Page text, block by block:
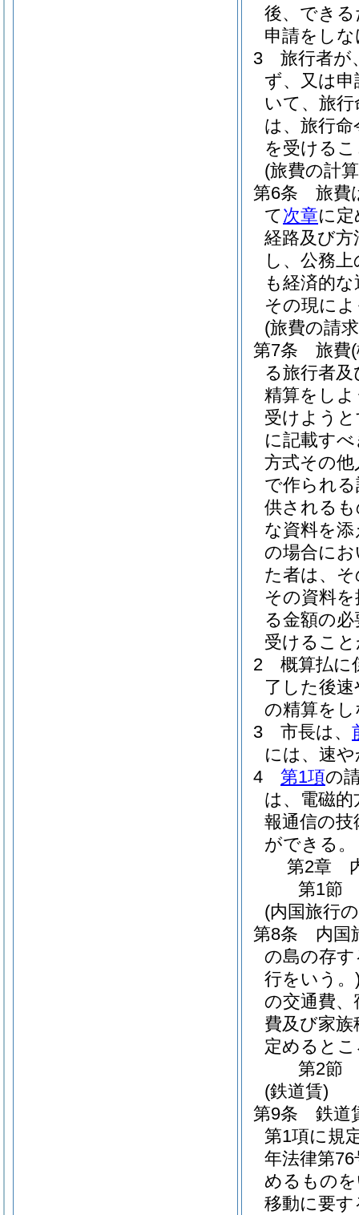
後、でき
申請をし
3
旅行者が
ず、又は
いて、旅
は、旅行
を受ける
(旅費の計
第6条
旅費
て次章に
経路及び
し、公務
も経済的
その現に
(旅費の請
第7条
旅費
る旅行者
精算をし
受けよう
に記載す
方式その
で作られ
供される
な資料を
の場合に
た者は、
その資料
る金額の
受けるこ
2
概算払に
了した後
の精算を
3
市長は、
には、速
4
第1項の
は、電磁的
報通信の
ができる。
第2章
第1節
(内国旅行
第8条
内国
の島の存
行をいう。
の交通費、
費及び家
定めると
第2節
(鉄道賃)
第9条
鉄道
第1項に規
年法律第76
めるもの
移動に要